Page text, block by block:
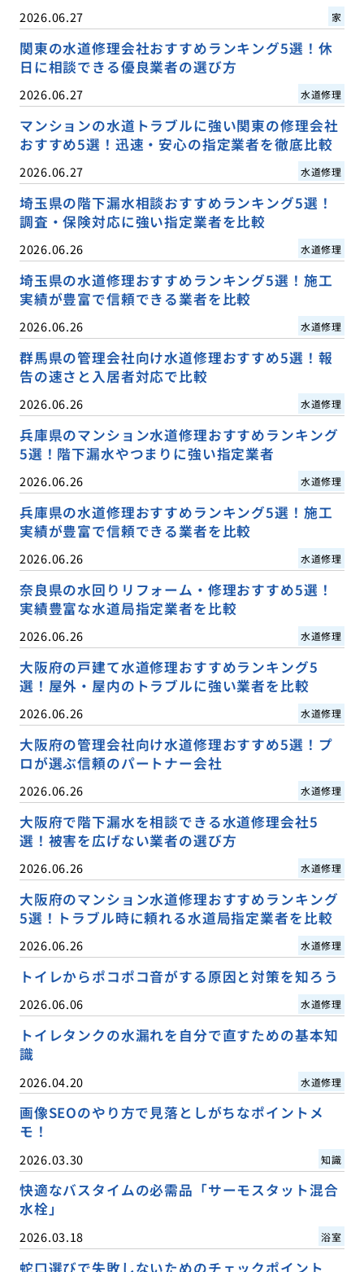
2026.06.27 家
関東の水道修理会社おすすめランキング5選！休
日に相談できる優良業者の選び方
2026.06.27 水道修理
マンションの水道トラブルに強い関東の修理会社
おすすめ5選！迅速・安心の指定業者を徹底比較
2026.06.27 水道修理
埼玉県の階下漏水相談おすすめランキング5選！
調査・保険対応に強い指定業者を比較
2026.06.26 水道修理
埼玉県の水道修理おすすめランキング5選！施工
実績が豊富で信頼できる業者を比較
2026.06.26 水道修理
群馬県の管理会社向け水道修理おすすめ5選！報
告の速さと入居者対応で比較
2026.06.26 水道修理
兵庫県のマンション水道修理おすすめランキング
5選！階下漏水やつまりに強い指定業者
2026.06.26 水道修理
兵庫県の水道修理おすすめランキング5選！施工
実績が豊富で信頼できる業者を比較
2026.06.26 水道修理
奈良県の水回りリフォーム・修理おすすめ5選！
実績豊富な水道局指定業者を比較
2026.06.26 水道修理
大阪府の戸建て水道修理おすすめランキング5
選！屋外・屋内のトラブルに強い業者を比較
2026.06.26 水道修理
大阪府の管理会社向け水道修理おすすめ5選！プ
ロが選ぶ信頼のパートナー会社
2026.06.26 水道修理
大阪府で階下漏水を相談できる水道修理会社5
選！被害を広げない業者の選び方
2026.06.26 水道修理
大阪府のマンション水道修理おすすめランキング
5選！トラブル時に頼れる水道局指定業者を比較
2026.06.26 水道修理
トイレからポコポコ音がする原因と対策を知ろう
2026.06.06 水道修理
トイレタンクの水漏れを自分で直すための基本知
識
2026.04.20 水道修理
画像SEOのやり方で見落としがちなポイントメ
モ！
2026.03.30 知識
快適なバスタイムの必需品「サーモスタット混合
水栓」
2026.03.18 浴室
蛇口選びで失敗しないためのチェックポイント